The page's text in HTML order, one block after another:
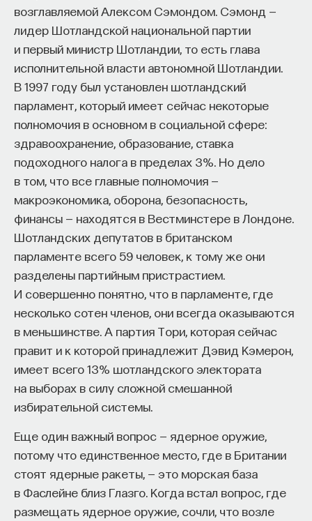
возглавляемой Алексом Сэмондом. Сэмонд —
лидер Шотландской национальной партии
и первый министр Шотландии, то есть глава
исполнительной власти автономной Шотландии.
В 1997 году был установлен шотландский
парламент, который имеет сейчас некоторые
полномочия в основном в социальной сфере:
здравоохранение, образование, ставка
подоходного налога в пределах 3%. Но дело
в том, что все главные полномочия —
макроэкономика, оборона, безопасность,
финансы — находятся в Вестминстере в Лондоне.
Шотландских депутатов в британском
парламенте всего 59 человек, к тому же они
разделены партийным пристрастием.
И совершенно понятно, что в парламенте, где
несколько сотен членов, они всегда оказываются
в меньшинстве. А партия Тори, которая сейчас
правит и к которой принадлежит Дэвид Кэмерон,
имеет всего 13% шотландского электората
на выборах в силу сложной смешанной
избирательной системы.
Еще один важный вопрос — ядерное оружие,
потому что единственное место, где в Британии
стоят ядерные ракеты, — это морская база
в Фаслейне близ Глазго. Когда встал вопрос, где
размещать ядерное оружие, сочли, что возле
Территория говоров, которые знают различение
двух [о] и двух [э], если смотреть по данным даже
современных экспедиций, которые мы проводим,
достаточно широка. Мы записываем говоры,
различающие ѣ и «о закрытое», начиная с севера.
В последних экспедициях мы встречали эти
материалы в вологодских говорах Тотемского
района, это говоры, которые известны
в Вологодской области еще в Харовском районе,
эти говоры известны южнее в Ярославской
области; если опускаться еще южнее,
мы их встречаем во Владимирской области, еще
южнее — в Рязанской области, еще южнее —
в Липецкой. Прекрасная сохранность в липецких
говорах двух [о], которые звучат точно так, как
я вам сейчас рассказал. И опускаясь еще ниже,
мы обнаружим эти говоры в Воронежской
области. Мы сейчас говорим с вами про
территорию центра европейской части России,
а не про всю Россию. Для этого есть причины,
в частности, потому, что говоры центра
европейской части наиболее изучены, это говоры
и за пределами этой территории.
Есть еще загадки в области русского
диалектного вокализма. В частности, это
поведение гласных между мягкими согласными,